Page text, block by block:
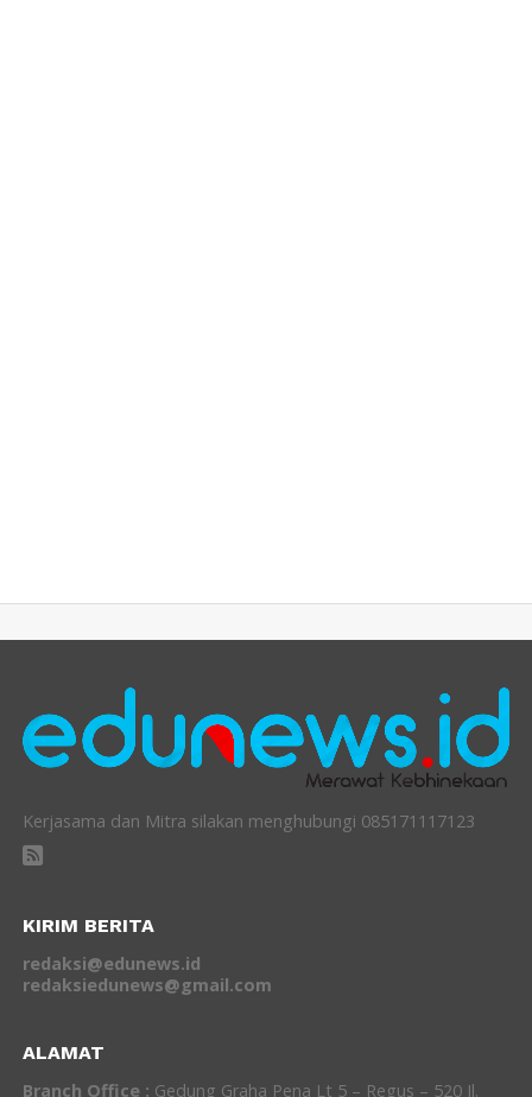
Kerjasama dan Mitra silakan menghubungi 085171117123
KIRIM BERITA
redaksi@edunews.id
redaksiedunews@gmail.com
ALAMAT
Branch Office : Gedung Graha Pena Lt 5 – Regus – 520 Jl.